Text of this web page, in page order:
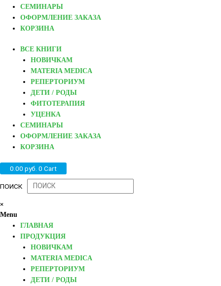
СЕМИНАРЫ
ОФОРМЛЕНИЕ ЗАКАЗА
КОРЗИНА
ВСЕ КНИГИ
НОВИЧКАМ
MATERIA MEDICA
РЕПЕРТОРИУМ
ДЕТИ / РОДЫ
ФИТОТЕРАПИЯ
УЦЕНКА
СЕМИНАРЫ
ОФОРМЛЕНИЕ ЗАКАЗА
КОРЗИНА
0.00 руб. 0 Cart
ПОИСК
×
Menu
ГЛАВНАЯ
ПРОДУКЦИЯ
НОВИЧКАМ
MATERIA MEDICA
РЕПЕРТОРИУМ
ДЕТИ / РОДЫ